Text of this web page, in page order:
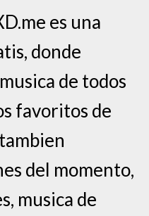
es una
donde
de todos
favoritos de
del momento,
musica de